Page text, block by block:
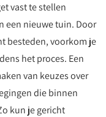
vast te stellen
een nieuwe tuin. Door
besteden, voorkom je
het proces. Een
van keuzes over
die binnen
kun je gericht